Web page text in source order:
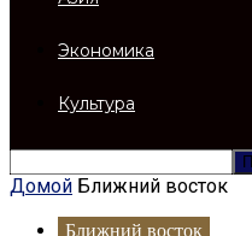
Экономика
Культура
Домой Ближний восток
Ближний восток